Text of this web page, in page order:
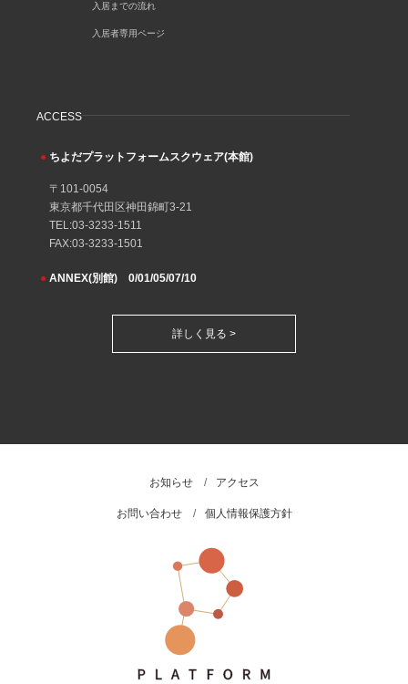
入居までの流れ
入居者専用ページ
ACCESS
● ちよだプラットフォームスクウェア(本館)
〒101-0054
東京都千代田区神田錦町3-21
TEL:03-3233-1511
FAX:03-3233-1501
● ANNEX(別館) 0/01/05/07/10
詳しく見る >
お知らせ アクセス
お問い合わせ 個人情報保護方針